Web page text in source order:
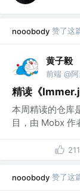
nooobody 赞了这
黄子毅
前端 @阿
精读《
本周精读的仓库
目，由 Mobx 作
211
nooobody 赞了这